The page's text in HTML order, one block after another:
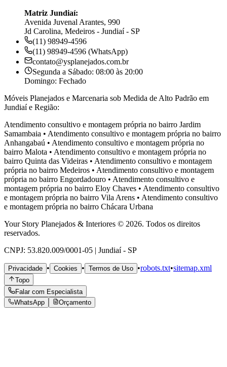
Matriz Jundiaí:
Avenida Juvenal Arantes, 990
Jd Carolina, Medeiros - Jundiaí - SP
(11) 98949-4596
(11) 98949-4596 (WhatsApp)
contato@ysplanejados.com.br
Segunda a Sábado: 08:00 às 20:00
Domingo: Fechado
Móveis Planejados e Marcenaria sob Medida de Alto Padrão em
Jundiaí e Região:
Atendimento consultivo e montagem própria no bairro Jardim
Samambaia • Atendimento consultivo e montagem própria no bairro
Anhangabaú • Atendimento consultivo e montagem própria no
bairro Malota • Atendimento consultivo e montagem própria no
bairro Quinta das Videiras • Atendimento consultivo e montagem
própria no bairro Medeiros • Atendimento consultivo e montagem
própria no bairro Engordadouro • Atendimento consultivo e
montagem própria no bairro Eloy Chaves • Atendimento consultivo
e montagem própria no bairro Vila Arens • Atendimento consultivo
e montagem própria no bairro Chácara Urbana
Your Story Planejados & Interiores © 2026. Todos os direitos
reservados.
CNPJ: 53.820.009/0001-05 | Jundiaí - SP
Privacidade • Cookies • Termos de Uso •robots.txt•sitemap.xml
Topo
Falar com Especialista
WhatsApp
Orçamento